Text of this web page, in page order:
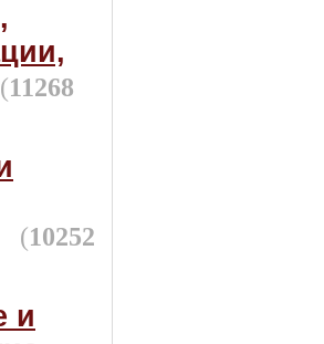
(11268
(10252
и